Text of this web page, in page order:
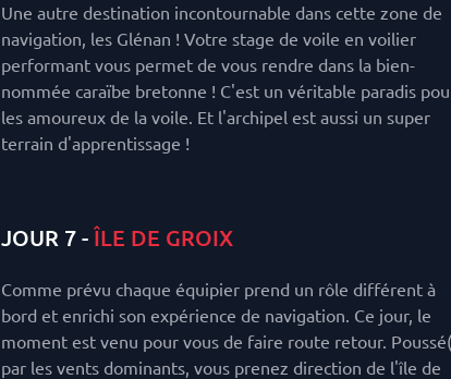
Une autre destination incontournable dans cette zone de
navigation, les Glénan ! Votre stage de voile en voilier
performant vous permet de vous rendre dans la bien-
nommée caraïbe bretonne ! C'est un véritable paradis
les amoureux de la voile. Et l'archipel est aussi un super
terrain d'apprentissage !
JOUR 7 -ÎLE DE GROIX
Comme prévu chaque équipier prend un rôle différent à
bord et enrichi son expérience de navigation. Ce jour, le
moment est venu pour vous de faire route retour.
par les vents dominants, vous prenez direction de l'île de